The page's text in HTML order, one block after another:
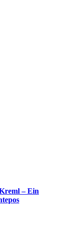
– Ein